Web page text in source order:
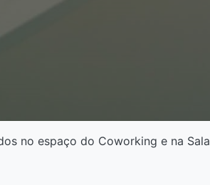
no espaço do Coworking e na